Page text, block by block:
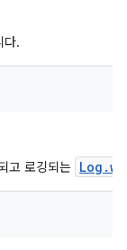
다.
고 로깅되는